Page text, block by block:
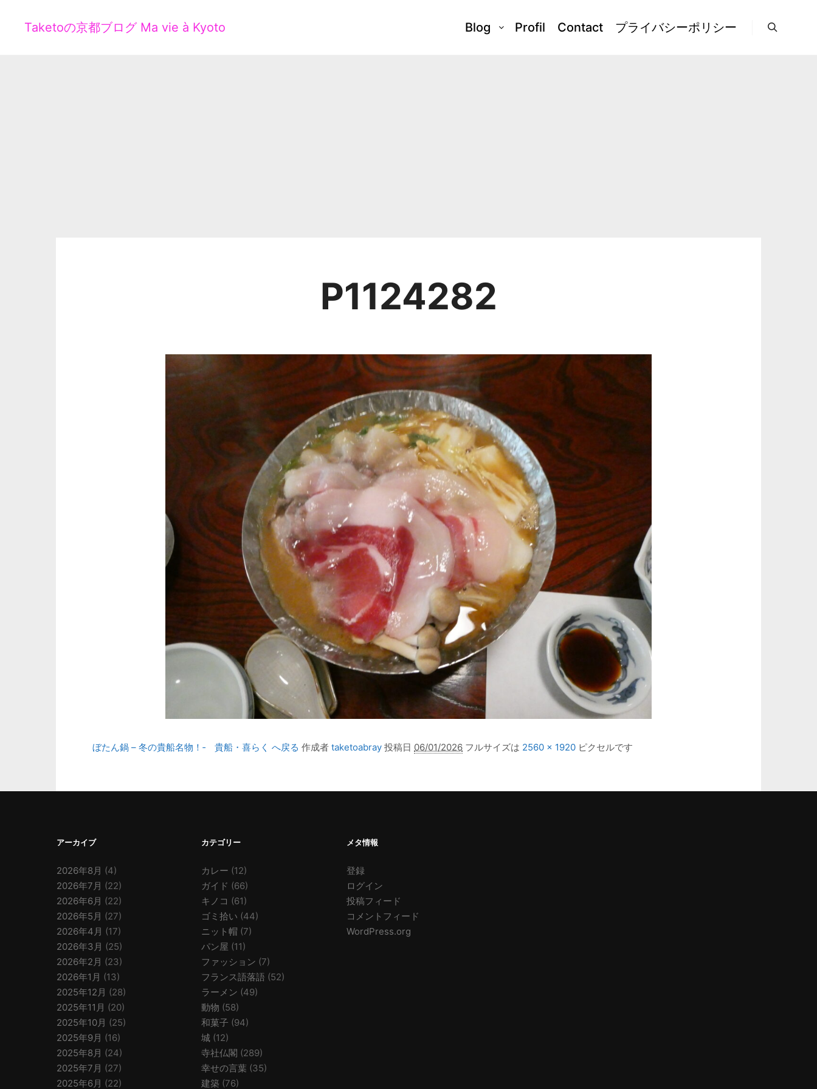
Taketoの京都ブログ Ma vie à Kyoto Blog Profil Contact プライバシーポリシー
P1124282
ぼたん鍋 – 冬の貴船名物！‐ 貴船・喜らく へ戻る 作成者 taketoabray 投稿日 06/01/2026 フルサイズは 2560 × 1920 ピクセルです
アーカイブ
2026年8月 (4)
2026年7月 (22)
2026年6月 (22)
2026年5月 (27)
2026年4月 (17)
2026年3月 (25)
2026年2月 (23)
2026年1月 (13)
2025年12月 (28)
2025年11月 (20)
2025年10月 (25)
2025年9月 (16)
2025年8月 (24)
2025年7月 (27)
2025年6月 (22)
カテゴリー
カレー (12)
ガイド (66)
キノコ (61)
ゴミ拾い (44)
ニット帽 (7)
パン屋 (11)
ファッション (7)
フランス語落語 (52)
ラーメン (49)
動物 (58)
和菓子 (94)
城 (12)
寺社仏閣 (289)
幸せの言葉 (35)
建築 (76)
メタ情報
登録
ログイン
投稿フィード
コメントフィード
WordPress.org